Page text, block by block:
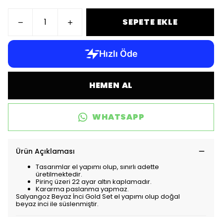
SEPETE EKLE
HEMEN AL
WHATSAPP
Ürün Açıklaması
Tasarımlar el yapımı olup, sınırlı adette
üretilmektedir.
Pirinç üzeri 22 ayar altın kaplamadır.
Kararma paslanma yapmaz.
Salyangoz Beyaz İnci Gold Set el yapımı olup doğal
beyaz inci ile süslenmiştir.